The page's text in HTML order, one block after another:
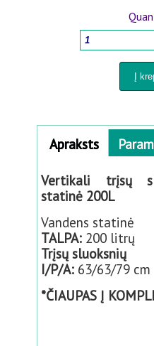
MEDIENOS APDOROJIMO
PURKŠTUVAI IR LAISTYMO
KIEMUI IR SODUI
PREKĖS KŪDIKIAMS
PREKĖS GYVŪNAMS
Horizontal Tabs
Apraksts(
ti
v
e
t
a
b
Vertikali trįsų
statinė 200L
Vandens statinė
TALPA: 200 litrų
Trįsų sluoksnių
I/P/A: 63/63/79 cm
*ČIAUPAS Į